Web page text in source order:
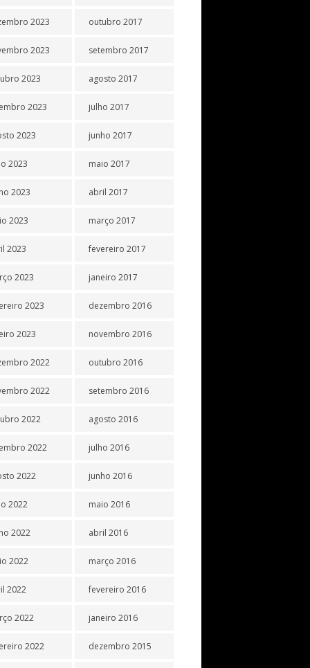
2023
2023
2023
2023
2023
2023
2023
2023
2023
2023
2023
2023
2022
2022
2022
2022
2022
2022
2022
2022
2022
2022
2022
outubro 2017
setembro 2017
agosto 2017
julho 2017
junho 2017
maio 2017
abril 2017
março 2017
fevereiro 2017
janeiro 2017
dezembro 2016
novembro 2016
outubro 2016
setembro 2016
agosto 2016
julho 2016
junho 2016
maio 2016
abril 2016
março 2016
fevereiro 2016
janeiro 2016
dezembro 2015